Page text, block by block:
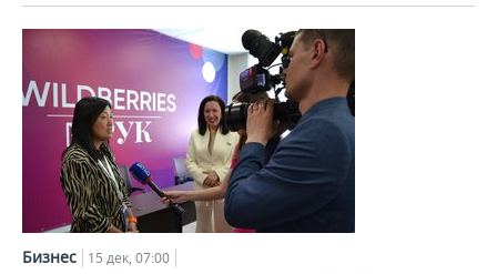
ХОККЕЙ С МЯЧОМ
Бизнес 15 дек, 07:00